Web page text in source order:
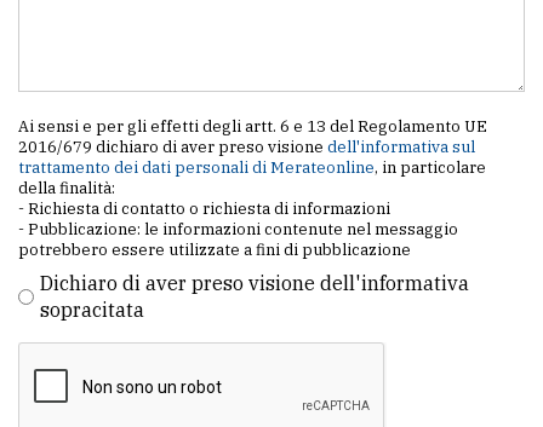
Ai sensi e per gli effetti degli artt. 6 e 13 del Regolamento UE
2016/679 dichiaro di aver preso visione dell'informativa sul
trattamento dei dati personali di Merateonline, in particolare
della finalità:
- Richiesta di contatto o richiesta di informazioni
- Pubblicazione: le informazioni contenute nel messaggio
potrebbero essere utilizzate a fini di pubblicazione
Dichiaro di aver preso visione dell'informativa
sopracitata